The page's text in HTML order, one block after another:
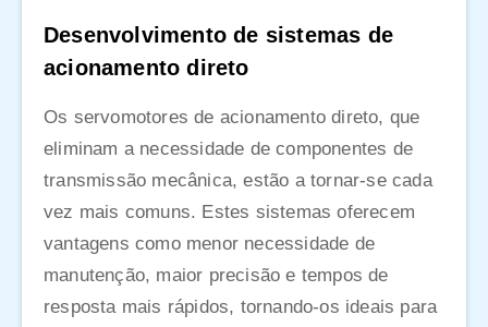
Desenvolvimento de sistemas de
acionamento direto
Os servomotores de acionamento direto, que
eliminam a necessidade de componentes de
transmissão mecânica, estão a tornar-se cada
vez mais comuns. Estes sistemas oferecem
vantagens como menor necessidade de
manutenção, maior precisão e tempos de
resposta mais rápidos, tornando-os ideais para